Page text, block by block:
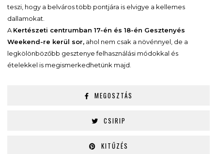
teszi, hogy a belváros több pontjára is elvigye a kellemes
dallamokat.
A Kertészeti centrumban 17-én és 18-én Gesztenyés
Weekend-re kerül sor, ahol nem csak a növénnyel, de a
legkölönbözőbb gesztenye felhasználási módokkal és
ételekkel is megismerkedhetünk majd.
MEGOSZTÁS
CSIRIP
KITŰZÉS